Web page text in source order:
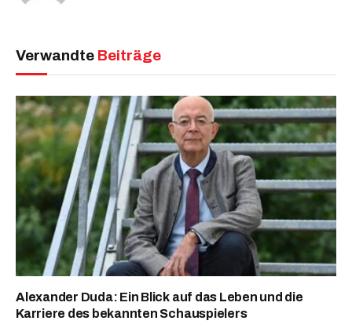
Verwandte Beiträge
Alexander Duda: Ein Blick auf das Leben und die
Karriere des bekannten Schauspielers